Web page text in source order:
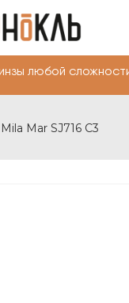
Mila Mar SJ716 C3